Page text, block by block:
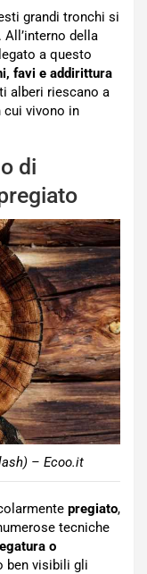
grandi tronchi si
della
a questo
favi e addirittura
alberi riescano a
cui vivono in
di
– Ecoo.it
pregiato,
tecniche
o
ben visibili gli